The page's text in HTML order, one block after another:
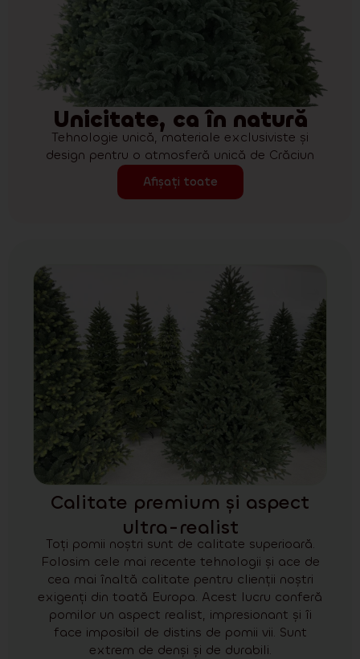
Unicitate, ca în natură
Tehnologie unică, materiale exclusiviste și
design pentru o atmosferă unică de Crăciun
Afișați toate
Calitate premium și aspect
ultra-realist
Toți pomii noștri sunt de calitate superioară.
Folosim cele mai recente tehnologii și ace de
cea mai înaltă calitate pentru clienții noștri
exigenți din toată Europa. Acest lucru conferă
pomilor un aspect realist, impresionant și îi
face imposibil de distins de pomii vii. Sunt
extrem de denși și de durabili.